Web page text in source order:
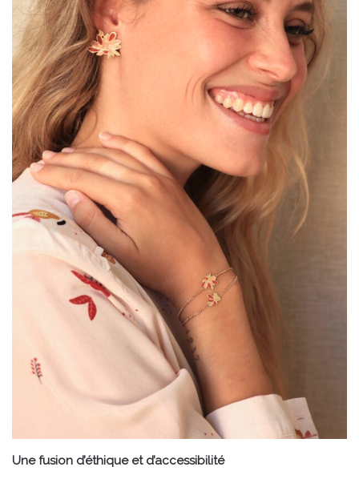
Une fusion d’éthique et d’accessibilité